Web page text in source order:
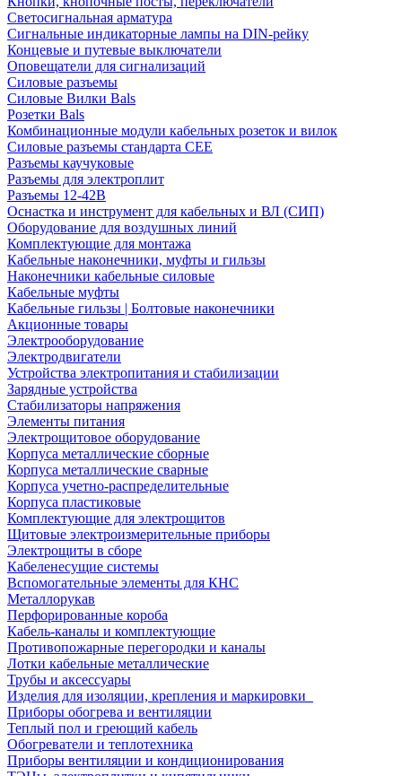
Светосигнальная арматура
Сигнальные индикаторные лампы на DIN-рейку
Концевые и путевые выключатели
Оповещатели для сигнализаций
Силовые разъемы
Силовые Вилки Bals
Розетки Bals
Комбинационные модули кабельных розеток и вилок
Силовые разъемы стандарта CEE
Разъемы каучуковые
Разъемы для электроплит
Разъемы 12-42В
Оснастка и инструмент для кабельных и ВЛ (СИП)
Оборудование для воздушных линий
Комплектующие для монтажа
Кабельные наконечники, муфты и гильзы
Наконечники кабельные силовые
Кабельные муфты
Кабельные гильзы | Болтовые наконечники
Акционные товары
Электрооборудование
Электродвигатели
Устройства электропитания и стабилизации
Зарядные устройства
Стабилизаторы напряжения
Элементы питания
Электрощитовое оборудование
Корпуса металлические сборные
Корпуса металлические сварные
Корпуса учетно-распределительные
Корпуса пластиковые
Комплектующие для электрощитов
Щитовые электроизмерительные приборы
Электрощиты в сборе
Кабеленесущие системы
Вспомогательные элементы для КНС
Металлорукав
Перфорированные короба
Кабель-каналы и комплектующие
Противопожарные перегородки и каналы
Лотки кабельные металлические
Трубы и аксессуары
Изделия для изоляции, крепления и маркировки
Приборы обогрева и вентиляции
Теплый пол и греющий кабель
Обогреватели и теплотехника
Приборы вентиляции и кондиционирования